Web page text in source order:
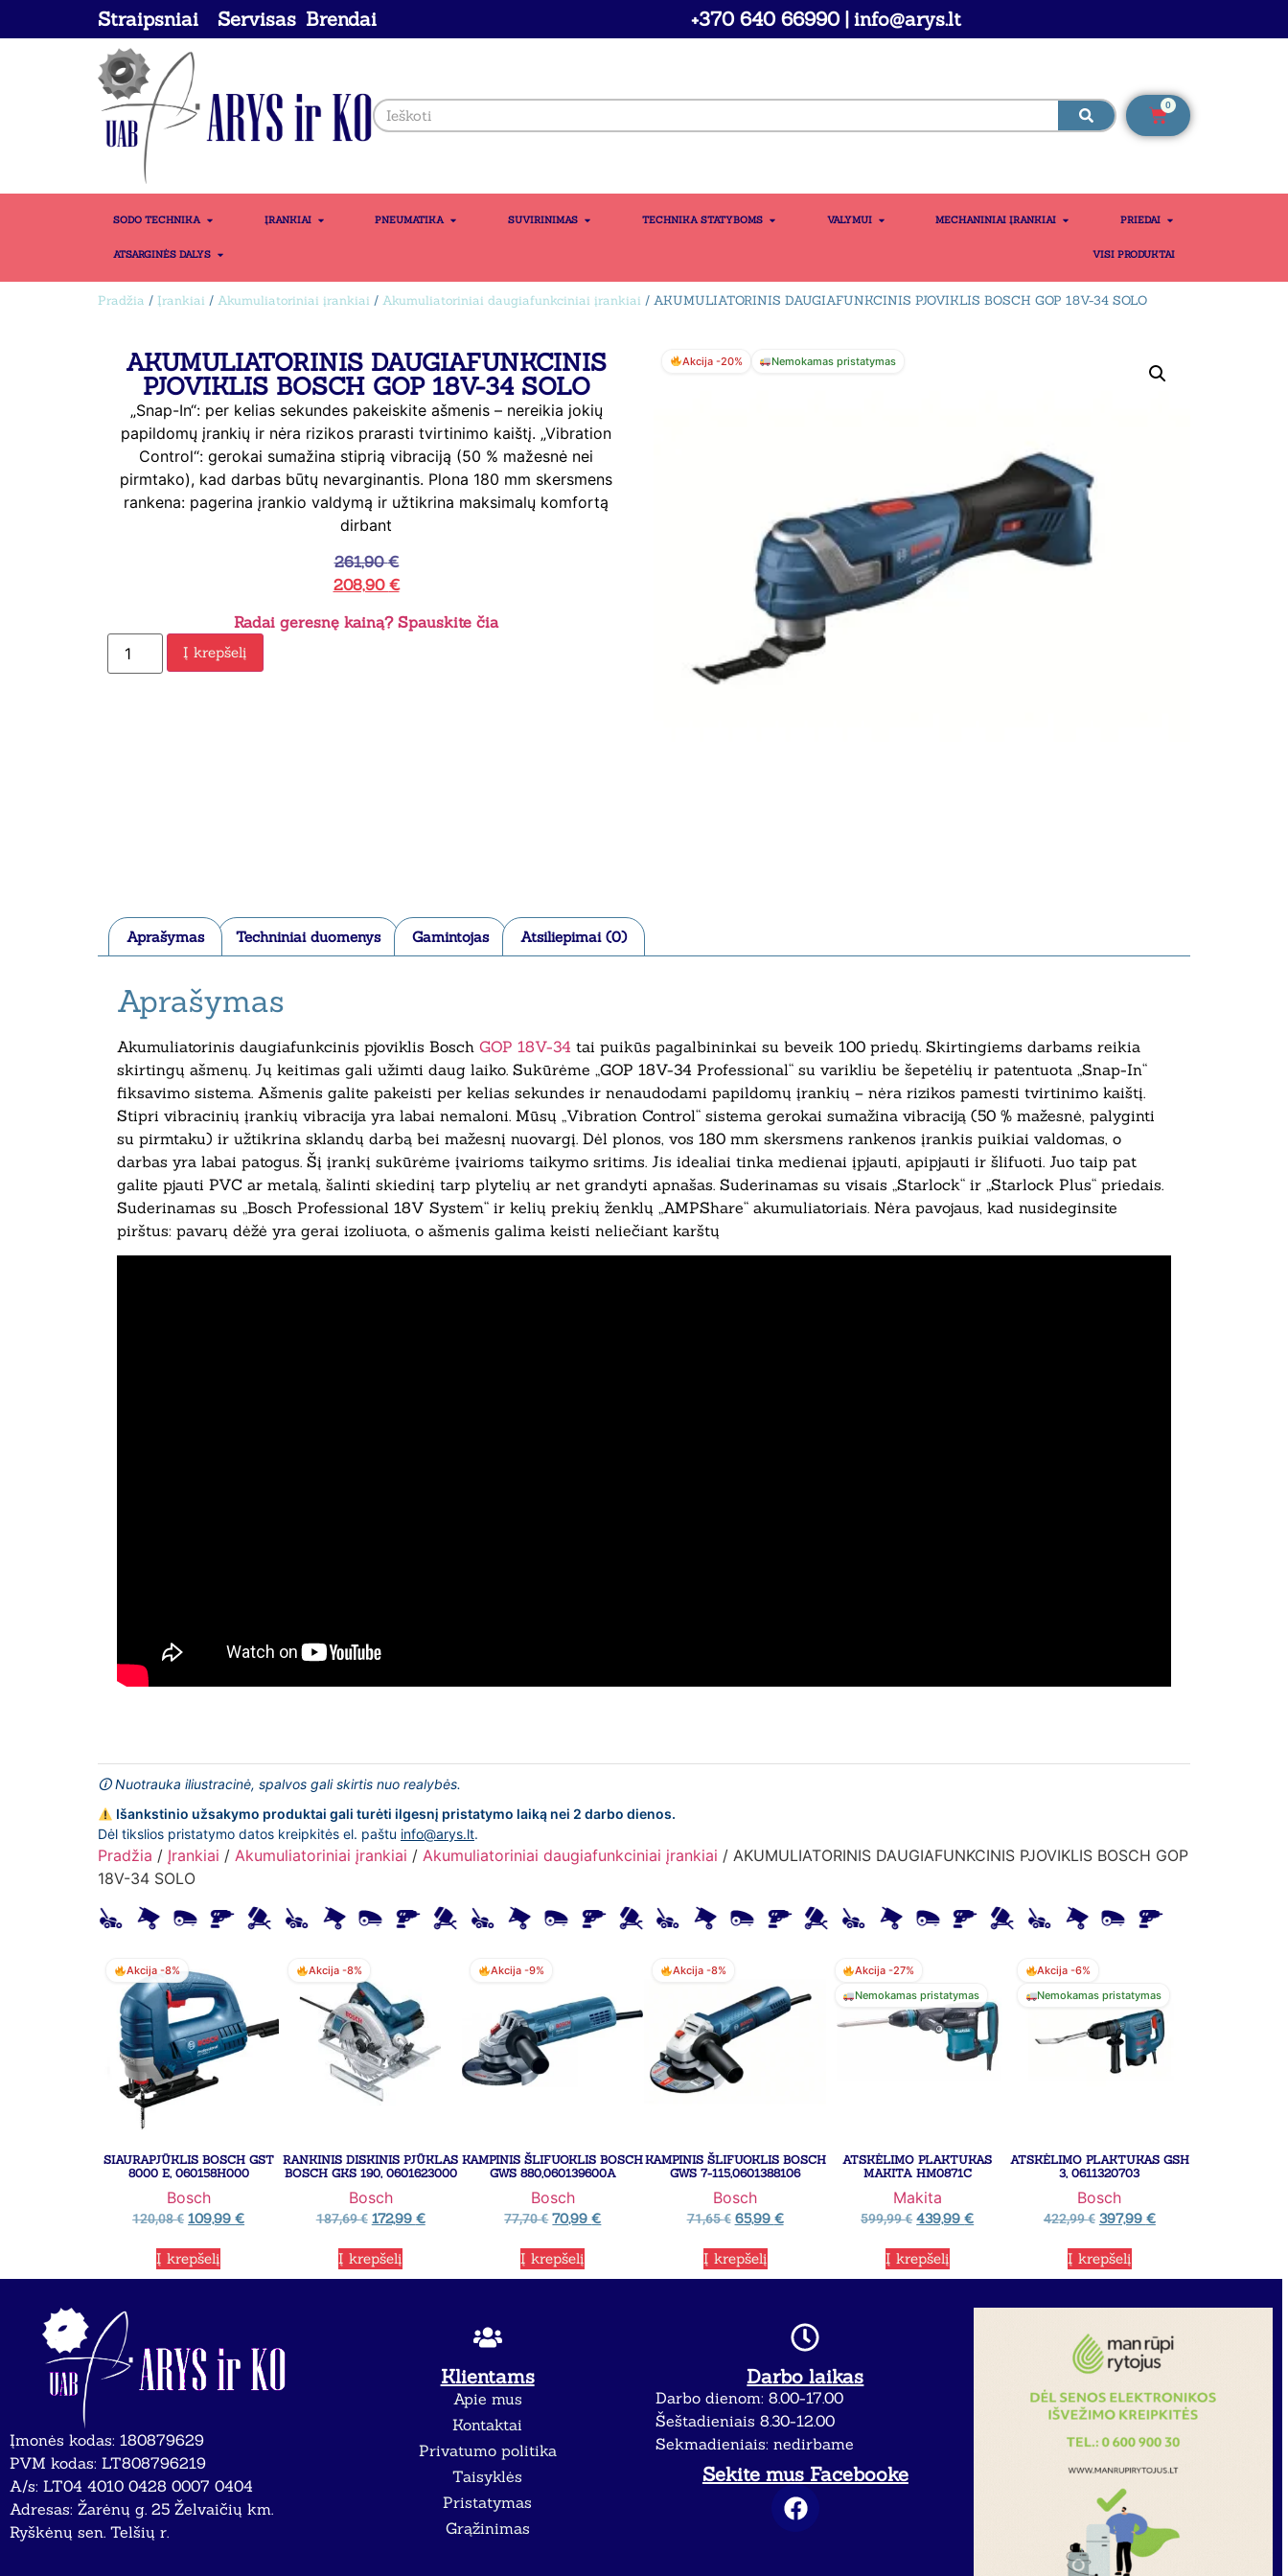
Straipsniai Servisas Brendai +370 640 66990 | info@arys.lt
0
SODO TECHNIKA ĮRANKIAI PNEUMATIKA SUVIRINIMAS TECHNIKA STATYBOMS VALYMUI MECHANINIAI ĮRANKIAI PRIEDAI
ATSARGINĖS DALYS VISI PRODUKTAI
Pradžia / Įrankiai / Akumuliatoriniai įrankiai / Akumuliatoriniai daugiafunkciniai įrankiai / AKUMULIATORINIS DAUGIAFUNKCINIS PJOVIKLIS BOSCH GOP 18V-34 SOLO
AKUMULIATORINIS DAUGIAFUNKCINIS
PJOVIKLIS BOSCH GOP 18V-34 SOLO
„Snap-In“: per kelias sekundes pakeiskite ašmenis – nereikia jokių
papildomų įrankių ir nėra rizikos prarasti tvirtinimo kaištį. „Vibration
Control“: gerokai sumažina stiprią vibraciją (50 % mažesnė nei
pirmtako), kad darbas būtų nevarginantis. Plona 180 mm skersmens
rankena: pagerina įrankio valdymą ir užtikrina maksimalų komfortą
dirbant
261,90€
208,90 €
Radai geresnę kainą? Spauskite čia
Į krepšelį
Akcija -20% Nemokamas pristatymas
Aprašymas Techniniai duomenys Gamintojas Atsiliepimai (0)
Aprašymas
Akumuliatorinis daugiafunkcinis pjoviklis Bosch GOP 18V-34 tai puikūs pagalbininkai su beveik 100 priedų. Skirtingiems darbams reikia
skirtingų ašmenų. Jų keitimas gali užimti daug laiko. Sukūrėme „GOP 18V-34 Professional“ su varikliu be šepetėlių ir patentuota „Snap-In“
fiksavimo sistema. Ašmenis galite pakeisti per kelias sekundes ir nenaudodami papildomų įrankių – nėra rizikos pamesti tvirtinimo kaištį.
Stipri vibracinių įrankių vibracija yra labai nemaloni. Mūsų „Vibration Control“ sistema gerokai sumažina vibraciją (50 % mažesnė, palyginti
su pirmtaku) ir užtikrina sklandų darbą bei mažesnį nuovargį. Dėl plonos, vos 180 mm skersmens rankenos įrankis puikiai valdomas, o
darbas yra labai patogus. Šį įrankį sukūrėme įvairioms taikymo sritims. Jis idealiai tinka medienai įpjauti, apipjauti ir šlifuoti. Juo taip pat
galite pjauti PVC ar metalą, šalinti skiedinį tarp plytelių ar net grandyti apnašas. Suderinamas su visais „Starlock“ ir „Starlock Plus“ priedais.
Suderinamas su „Bosch Professional 18V System“ ir kelių prekių ženklų „AMPShare“ akumuliatoriais. Nėra pavojaus, kad nusideginsite
pirštus: pavarų dėžė yra gerai izoliuota, o ašmenis galima keisti neliečiant karštų
🛈 Nuotrauka iliustracinė, spalvos gali skirtis nuo realybės.
Išankstinio užsakymo produktai gali turėti ilgesnį pristatymo laiką nei 2 darbo dienos.
Dėl tikslios pristatymo datos kreipkitės el. paštu info@arys.lt.
Pradžia / Įrankiai / Akumuliatoriniai įrankiai / Akumuliatoriniai daugiafunkciniai įrankiai / AKUMULIATORINIS DAUGIAFUNKCINIS PJOVIKLIS BOSCH GOP
18V-34 SOLO
Akcija -8%
SIAURAPJŪKLIS BOSCH GST
8000 E, 060158H000
Bosch
120,08€ 109,99€
Į krepšelį
Akcija -8%
RANKINIS DISKINIS PJŪKLAS
BOSCH GKS 190, 0601623000
Bosch
187,69€ 172,99 €
Į krepšelį
Akcija -9%
KAMPINIS ŠLIFUOKLIS BOSCH
GWS 880,060139600A
Bosch
77,70€ 70,99€
Į krepšelį
Akcija -8%
KAMPINIS ŠLIFUOKLIS BOSCH
GWS 7-115,0601388106
Bosch
71,65€ 65,99 €
Į krepšelį
Akcija -27%
Nemokamas pristatymas
ATSKĖLIMO PLAKTUKAS
MAKITA HM0871C
Makita
599,99€ 439,99€
Į krepšelį
Akcija -6%
Nemokamas pristatymas
ATSKĖLIMO PLAKTUKAS GSH
3, 0611320703
Bosch
422,99€ 397,99 €
Į krepšelį
Įmonės kodas: 180879629
PVM kodas: LT808796219
A/s: LT04 4010 0428 0007 0404
Adresas: Žarėnų g. 25 Želvaičių km.
Ryškėnų sen. Telšių r.
Klientams
Apie mus
Kontaktai
Privatumo politika
Taisyklės
Pristatymas
Grąžinimas
Darbo laikas
Darbo dienom: 8.00-17.00
Šeštadieniais 8.30-12.00
Sekmadieniais: nedirbame
Sekite mus Facebooke